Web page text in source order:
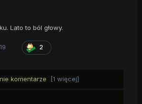
Lato to ból głowy.
2
komentarze [1 więcej]